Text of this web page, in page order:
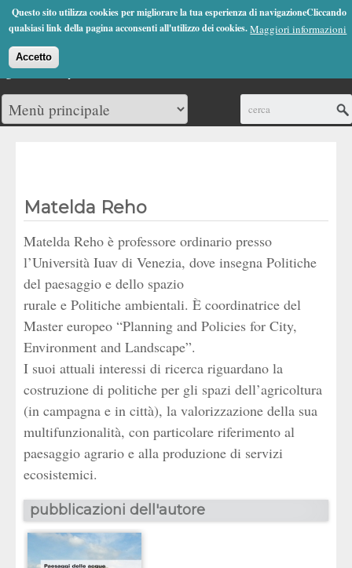
Questo sito utilizza cookies per migliorare la tua esperienza di navigazioneCliccando
qualsiasi link della pagina acconsenti all'utilizzo dei cookies.Maggiori informazioni
Accetto
Jump to Navigation
(0)
Matelda Reho
Matelda Reho è professore ordinario presso
l’Università Iuav di Venezia, dove insegna Politiche
del paesaggio e dello spazio
rurale e Politiche ambientali. È coordinatrice del
Master europeo “Planning and Policies for City,
Environment and Landscape”.
I suoi attuali interessi di ricerca riguardano la
costruzione di politiche per gli spazi dell’agricoltura
(in campagna e in città), la valorizzazione della sua
multifunzionalità, con particolare riferimento al
paesaggio agrario e alla produzione di servizi
ecosistemici.
pubblicazioni dell'autore